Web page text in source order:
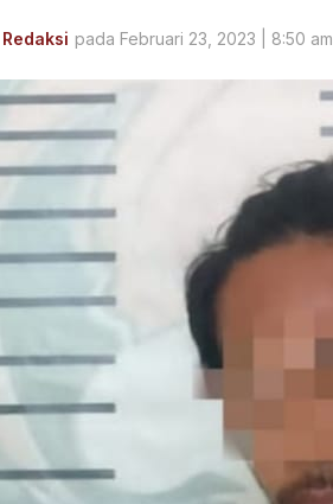
Redaksi pada Februari 23, 2023 | 8:50 am